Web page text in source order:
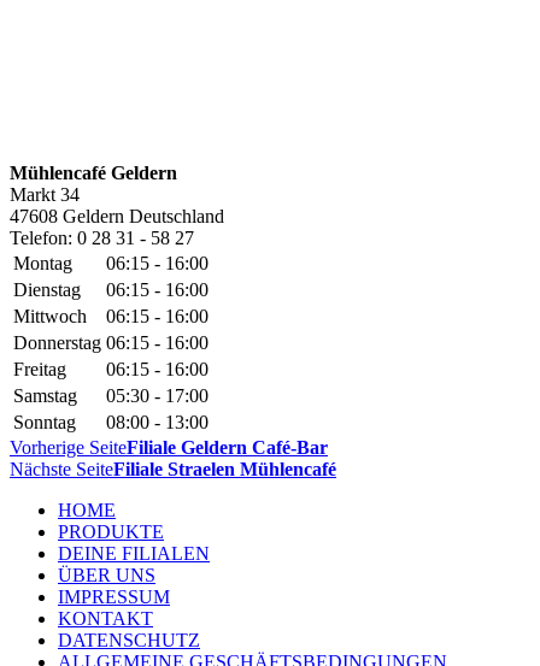
Mühlencafé Geldern
Markt 34
47608 Geldern Deutschland
Telefon: 0 28 31 - 58 27
Montag
06:15 - 16:00
Dienstag
06:15 - 16:00
Mittwoch
06:15 - 16:00
Donnerstag 06:15 - 16:00
Freitag
06:15 - 16:00
Samstag
05:30 - 17:00
Sonntag
08:00 - 13:00
Vorherige SeiteFiliale Geldern Café-Bar
Nächste SeiteFiliale Straelen Mühlencafé
HOME
PRODUKTE
DEINE FILIALEN
ÜBER UNS
IMPRESSUM
KONTAKT
DATENSCHUTZ